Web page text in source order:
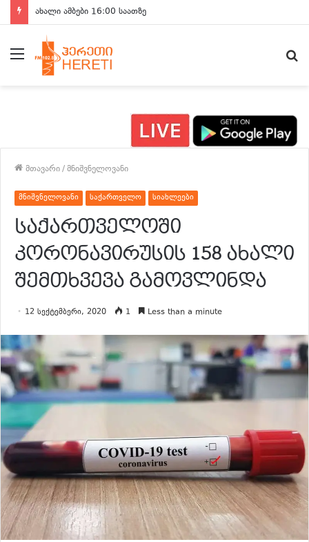
ახალი ამბები 15:00 საათზე
მენიუ
მთავარი/მნიშვნელოვანი
მნიშვნელოვანი საქართველო სიახლეები
საქართველოში
კორონავირუსის 158 ახალი
შემთხვევა გამოვლინდა
12 სექტემბერი, 2020 1 Less than a minute